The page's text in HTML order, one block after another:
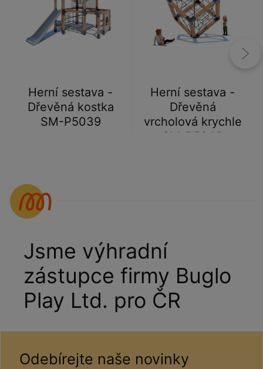
Herní sestava -
Dřevěná kostka
SM-P5039
Herní sestava -
Dřevěná
vrcholová krychle
SM-P5040
Jsme výhradní
zástupce firmy Buglo
Play Ltd. pro ČR
Odebírejte naše novinky